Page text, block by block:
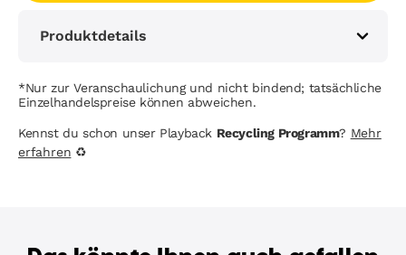
Produktdetails
*Nur zur Veranschaulichung und nicht bindend; tatsächliche
Einzelhandelspreise können abweichen.
Kennst du schon unser Playback Recycling Programm? Mehr
erfahren ♻